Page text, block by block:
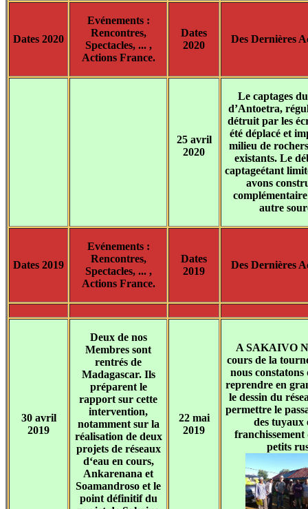
Dates 2020
Evénements :
Rencontres,
Spectacles, ... ,
Actions France.
Dates
2020
Des Dernières
25 avril
2020
Le captages
d’Antoetra,
détruit par les
été déplacé et
milieu de
existants. Le
captageétant
avons
autre
Dates 2019
Evénements :
Rencontres,
Spectacles, ... ,
Actions France.
Dates
2019
Des Dernières
30 avril
2019
Deux de nos
Membres sont
rentrés de
Madagascar. Ils
préparent le
rapport sur cette
intervention,
notamment sur la
réalisation de deux
projets de réseaux
d‘eau en cours,
Ankarenana et
Soamandroso et le
point définitif du
22 mai
2019
A SAKAIVO
cours de la
nous
reprendre en
le dessin du
permettre le
des tuyaux
franchissement
petits